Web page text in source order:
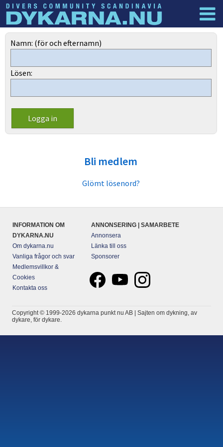
Dyknyheter
Namn: (för och efternamn)
Lösen:
Bli medlem
Glömt lösenord?
INFORMATION OM
DYKARNA.NU
Om dykarna.nu
Vanliga frågor och svar
Medlemsvillkor &
Cookies
Kontakta oss
ANNONSERING | SAMARBETE
Annonsera
Länka till oss
Sponsorer
Copyright © 1999-2026 dykarna punkt nu AB | Sajten om dykning, av
dykare, för dykare.